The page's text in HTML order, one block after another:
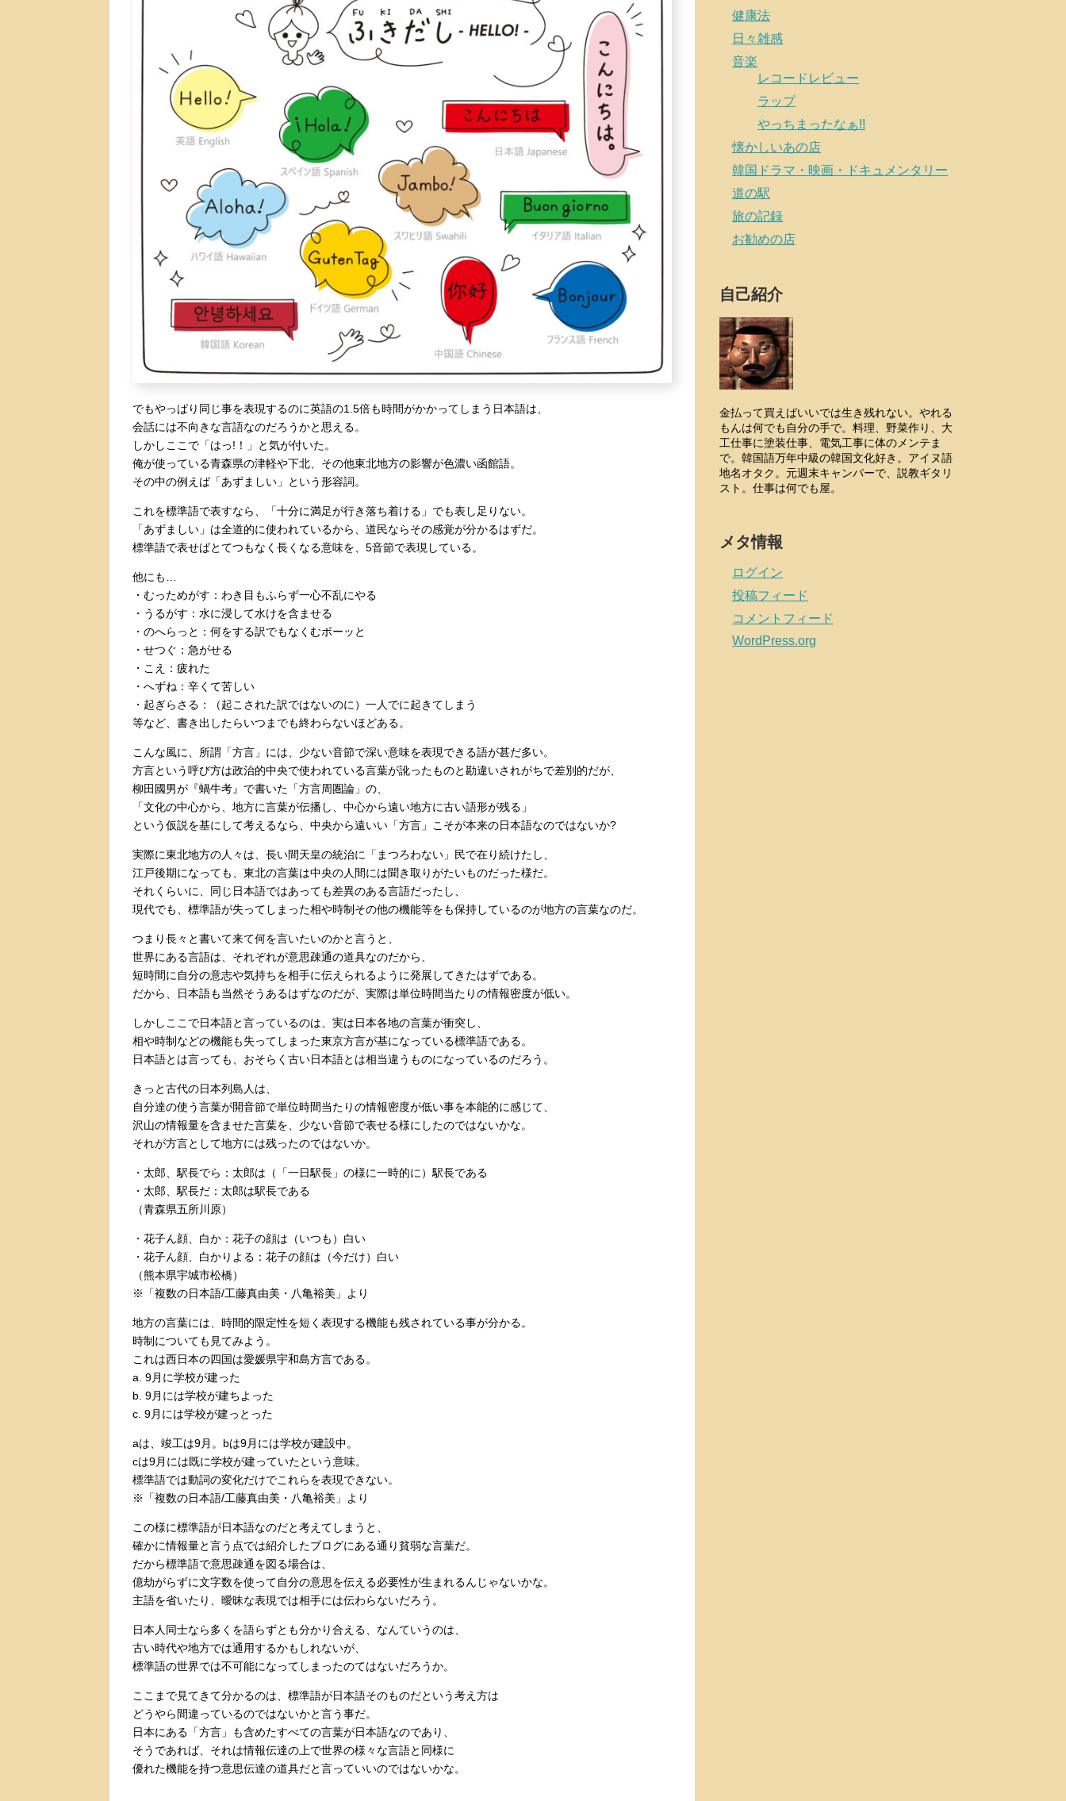
でもやっぱり同じ事を表現するのに英語の1.5倍も時間がかかってしまう日本語は、
会話には不向きな言語なのだろうかと思える。
しかしここで「はっ!！」と気が付いた。
俺が使っている青森県の津軽や下北、その他東北地方の影響が色濃い函館語。
その中の例えば「あずましい」という形容詞。
これを標準語で表すなら、「十分に満足が行き落ち着ける」でも表し足りない。
「あずましい」は全道的に使われているから、道民ならその感覚が分かるはずだ。
標準語で表せばとてつもなく長くなる意味を、5音節で表現している。
他にも…
・むっためがす：わき目もふらず一心不乱にやる
・うるがす：水に浸して水けを含ませる
・のへらっと：何をする訳でもなくむボーッと
・せつぐ：急がせる
・こえ：疲れた
・へずね：辛くて苦しい
・起ぎらさる：（起こされた訳ではないのに）一人でに起きてしまう
等など、書き出したらいつまでも終わらないほどある。
こんな風に、所謂「方言」には、少ない音節で深い意味を表現できる語が甚だ多い。
方言という呼び方は政治的中央で使われている言葉が訛ったものと勘違いされがちで差別的だが、
柳田國男が『蝸牛考』で書いた「方言周圏論」の、
「文化の中心から、地方に言葉が伝播し、中心から遠い地方に古い語形が残る」
という仮説を基にして考えるなら、中央から遠いい「方言」こそが本来の日本語なのではないか?
実際に東北地方の人々は、長い間天皇の統治に「まつろわない」民で在り続けたし、
江戸後期になっても、東北の言葉は中央の人間には聞き取りがたいものだった様だ。
それくらいに、同じ日本語ではあっても差異のある言語だったし、
現代でも、標準語が失ってしまった相や時制その他の機能等をも保持しているのが地方の言葉なのだ。
つまり長々と書いて来て何を言いたいのかと言うと、
世界にある言語は、それぞれが意思疎通の道具なのだから、
短時間に自分の意志や気持ちを相手に伝えられるように発展してきたはずである。
だから、日本語も当然そうあるはずなのだが、実際は単位時間当たりの情報密度が低い。
しかしここで日本語と言っているのは、実は日本各地の言葉が衝突し、
相や時制などの機能も失ってしまった東京方言が基になっている標準語である。
日本語とは言っても、おそらく古い日本語とは相当違うものになっているのだろう。
きっと古代の日本列島人は、
自分達の使う言葉が開音節で単位時間当たりの情報密度が低い事を本能的に感じて、
沢山の情報量を含ませた言葉を、少ない音節で表せる様にしたのではないかな。
それが方言として地方には残ったのではないか。
・太郎、駅長でら：太郎は（「一日駅長」の様に一時的に）駅長である
・太郎、駅長だ：太郎は駅長である
（青森県五所川原）
・花子ん顔、白か：花子の顔は（いつも）白い
・花子ん顔、白かりよる：花子の顔は（今だけ）白い
（熊本県宇城市松橋）
※「複数の日本語/工藤真由美・八亀裕美」より
地方の言葉には、時間的限定性を短く表現する機能も残されている事が分かる。
時制についても見てみよう。
これは西日本の四国は愛媛県宇和島方言である。
a. 9月に学校が建った
b. 9月には学校が建ちよった
c. 9月には学校が建っとった
aは、竣工は9月。bは9月には学校が建設中。
cは9月には既に学校が建っていたという意味。
標準語では動詞の変化だけでこれらを表現できない。
※「複数の日本語/工藤真由美・八亀裕美」より
この様に標準語が日本語なのだと考えてしまうと、
確かに情報量と言う点では紹介したブログにある通り貧弱な言葉だ。
だから標準語で意思疎通を図る場合は、
億劫がらずに文字数を使って自分の意思を伝える必要性が生まれるんじゃないかな。
主語を省いたり、曖昧な表現では相手には伝わらないだろう。
日本人同士なら多くを語らずとも分かり合える、なんていうのは、
古い時代や地方では通用するかもしれないが、
標準語の世界では不可能になってしまったのてはないだろうか。
ここまで見てきて分かるのは、標準語が日本語そのものだという考え方は
どうやら間違っているのではないかと言う事だ。
日本にある「方言」も含めたすべての言葉が日本語なのであり、
そうであれば、それは情報伝達の上で世界の様々な言語と同様に
優れた機能を持つ意思伝達の道具だと言っていいのではないかな。
健康法
日々雑感
音楽
レコードレビュー
ラップ
やっちまったなぁ!!
懐かしいあの店
韓国ドラマ・映画・ドキュメンタリー
道の駅
旅の記録
お勧めの店
自己紹介
金払って買えばいいでは生き残れない。やれる
もんは何でも自分の手で。料理、野菜作り、大
工仕事に塗装仕事、電気工事に体のメンテま
で。韓国語万年中級の韓国文化好き。アイヌ語
地名オタク。元週末キャンパーで、説教ギタリ
スト。仕事は何でも屋。
メタ情報
ログイン
投稿フィード
コメントフィード
WordPress.org